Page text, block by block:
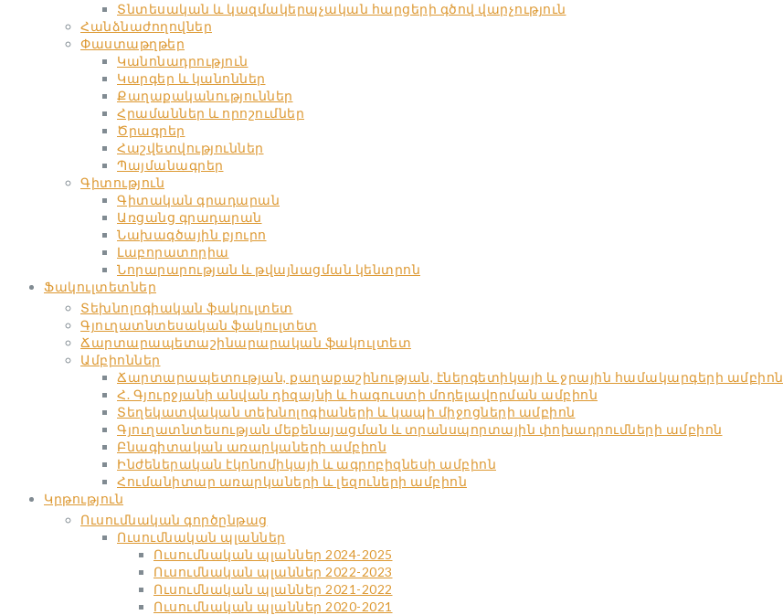
Տնտեսական և կազմակերպչական հարցերի գծով վարչություն
Հանձնաժողովներ
Փաստաթղթեր
Կանոնադրություն
Կարգեր և կանոններ
Քաղաքականություններ
Հրամաններ և որոշումներ
Ծրագրեր
Հաշվետվություններ
Պայմանագրեր
Գիտություն
Գիտական գրադարան
Առցանց գրադարան
Նախագծային բյուրո
Լաբորատորիա
Նորարարության և թվայնացման կենտրոն
Ֆակուլտետներ
Տեխնոլոգիական ֆակուլտետ
Գյուղատնտեսական ֆակուլտետ
Ճարտարապետաշինարարական ֆակուլտետ
Ամբիոններ
Ճարտարապետության, քաղաքաշինության, էներգետիկայի և ջրային համակարգերի ամբիոն
Հ. Գյուրջյանի անվան դիզայնի և հագուստի մոդելավորման ամբիոն
Տեղեկատվական տեխնոլոգիաների և կապի միջոցների ամբիոն
Գյուղատնտեսության մեքենայացման և տրանսպորտային փոխադրումների ամբիոն
Բնագիտական առարկաների ամբիոն
Ինժեներական էկոնոմիկայի և ագրոբիզնեսի ամբիոն
Հումանիտար առարկաների և լեզուների ամբիոն
Կրթություն
Ուսումնական գործընթաց
Ուսումնական պլաններ
Ուսումնական պլաններ 2024-2025
Ուսումնական պլաններ 2022-2023
Ուսումնական պլաններ 2021-2022
Ուսումնական պլաններ 2020-2021